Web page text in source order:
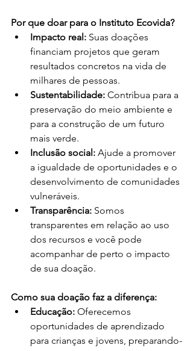
Por que doar para o Instituto Ecovida?
Impacto real: Suas doações
financiam projetos que geram
resultados concretos na vida de
milhares de pessoas.
Sustentabilidade: Contribua para a
preservação do meio ambiente e
para a construção de um futuro
mais verde.
Inclusão social: Ajude a promover
a igualdade de oportunidades e o
desenvolvimento de comunidades
vulneráveis.
Transparência: Somos
transparentes em relação ao uso
dos recursos e você pode
acompanhar de perto o impacto
de sua doação.
Como sua doação faz a diferença:
Educação: Oferecemos
oportunidades de aprendizado
para crianças e jovens, preparando-